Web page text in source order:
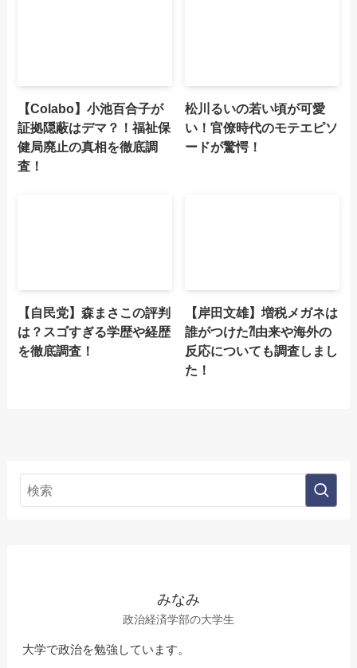
【Colabo】小池百合子が
証拠隠蔽はデマ？！福祉保
健局廃止の真相を徹底調
査！
松川るいの若い頃が可愛
い！官僚時代のモテエピソ
ードが驚愕！
【自民党】森まさこの評判
は？スゴすぎる学歴や経歴
を徹底調査！
【岸田文雄】増税メガネは
誰がつけた⁈由来や海外の
反応についても調査しまし
た！
みなみ
政治経済学部の大学生
大学で政治を勉強しています。